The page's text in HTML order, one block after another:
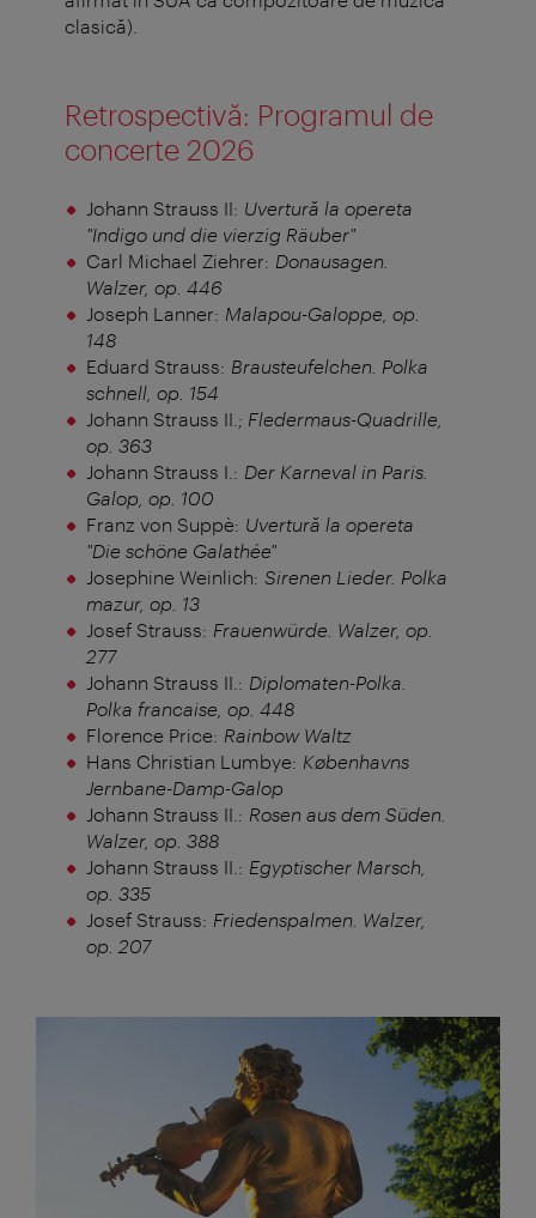
clasică).
Retrospectivă: Programul de
concerte 2026
Johann Strauss II: Uvertură la opereta
"Indigo und die vierzig Räuber"
Carl Michael Ziehrer: Donausagen.
Walzer, op. 446
Joseph Lanner: Malapou-Galoppe, op.
148
Eduard Strauss: Brausteufelchen. Polka
schnell, op. 154
Johann Strauss II.; Fledermaus-Quadrille,
op. 363
Johann Strauss I.: Der Karneval in Paris.
Galop, op. 100
Franz von Suppè: Uvertură la opereta
"Die schöne Galathée"
Josephine Weinlich: Sirenen Lieder. Polka
mazur, op. 13
Josef Strauss: Frauenwürde. Walzer, op.
277
Johann Strauss II.: Diplomaten-Polka.
Polka francaise, op. 448
Florence Price: Rainbow Waltz
Hans Christian Lumbye: Københavns
Jernbane-Damp-Galop
Johann Strauss II.: Rosen aus dem Süden.
Walzer, op. 388
Johann Strauss II.: Egyptischer Marsch,
op. 335
Josef Strauss: Friedenspalmen. Walzer,
op. 207